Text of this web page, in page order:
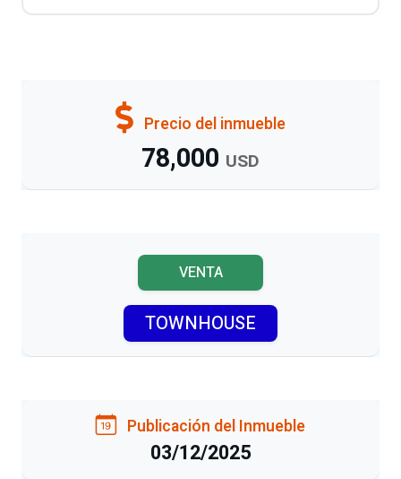
Precio del inmueble
78,000 USD
VENTA
TOWNHOUSE
Publicación del Inmueble
03/12/2025